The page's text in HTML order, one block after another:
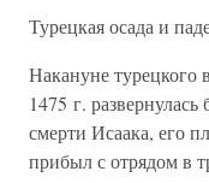
Турецкая осада и
Накануне турецкого
1475 г.
смерти Исаака, его
прибыл с отрядом в